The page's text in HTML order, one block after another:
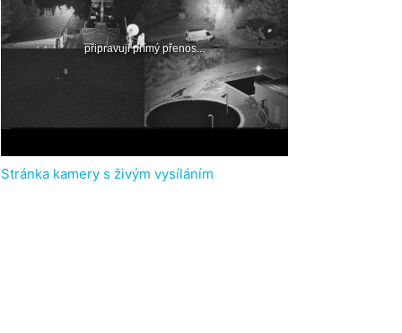
Stránka kamery s živým vysíláním